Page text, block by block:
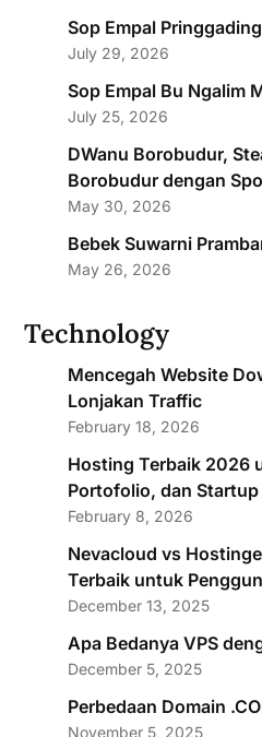
Sop Empal
July 29, 2026
Sop Empal Bu Ngalim
July 25, 2026
DWanu Borobudur,
Borobudur dengan
May 30, 2026
Bebek Suwarni
May 26, 2026
Technology
Mencegah Website
Lonjakan Traffic
February 18, 2026
Hosting Terbaik 2026
Portofolio, dan Startup
February 8, 2026
Nevacloud vs
Terbaik untuk
December 13, 2025
Apa Bedanya VPS
December 5, 2025
Perbedaan Domain
November 5, 2025